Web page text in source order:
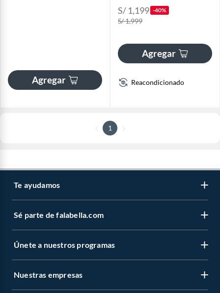
Agregar
S/ 1,199 -40%
S/ 1,999
Agregar
Reacondicionado
1
Te ayudamos
Sé parte de falabella.com
Únete a nuestros programas
Nuestras empresas